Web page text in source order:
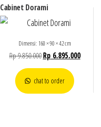
Cabinet Dorami
Dimensi: 160 × 90 × 42 cm
Rp9.850.000 Rp 6.895.000
chat to order